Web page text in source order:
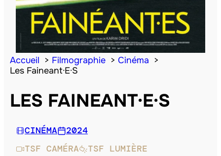
Accueil Filmographie
Cinéma
Les Faineant·E·S
LES FAINEANT·E·S
CINÉMA
2024
TSF CAMÉRA
TSF LUMIÈRE